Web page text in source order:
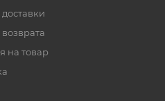
на товар